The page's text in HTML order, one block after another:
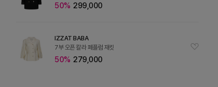
50% 299,000
IZZAT BABA
7부 오픈 칼라 페플럼 재킷
50% 279,000